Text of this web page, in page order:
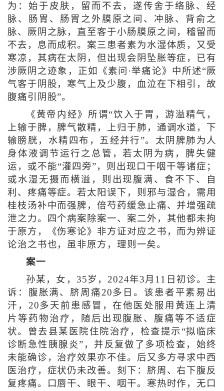
为：始于皮肤，留而不去，遂传舍于络脉、经
脉、肠胃、肠胃之外膜原之间、冲脉、背俞之
脉、厥阴之脉，直至客于小肠膜原之间，稽留而
不去，息而成积。案三患者素为水湿体质，又受
寒凉，其病在太阴，但出现会阴坠胀等症，已有
涉厥阴之迹象，正如《素问·举痛论》中所述“厥
气客于阴股，寒气上及少腹，血泣在下相引，故
腹痛引阴股”。
《黄帝内经》所谓“饮入于胃，游溢精气，
上输于脾，脾气散精，上归于肺，通调水道，下
输膀胱，水精四布，五经并行”。太阴脾肺为人
身体液调节运行之总管，若太阴为病，脾失健
运，或不能“灌四旁”，则出现口干咽干等诸症；
或水湿无摄而横溢，则出现腹满、食不下、自
利、疼痛等症。若太阳误下，则邪与湿合，需用
桂枝汤补中而强脾，倍芍药缓急止痛、并增强疏
泄之力。四个病案除案一、案二外，其他都未拘
于原方，《伤寒论》非方证对应之书，而为辨证
论治之书也，虽非原方，理则一矣。
案一
孙某，女，35岁，2024年3月11日初诊。主
诉：腹胀满、脐周痛20多日。该患者平素易出
汗，20多天前患感冒，在他医处服用黄连上清
片等药物治疗，随后出现腹胀、腹痛等不适症
状。曾去县某医院住院治疗，检查提示“拟临床
诊断急性胰腺炎”，并反复做了多项检查，始终
未能确诊，治疗效果亦不佳。后又多方寻求中西
医治疗，症状仍未改善。刻下：脐周、右下腹反
复疼痛。口唇干、眼干、咽干。寒热时作，无口